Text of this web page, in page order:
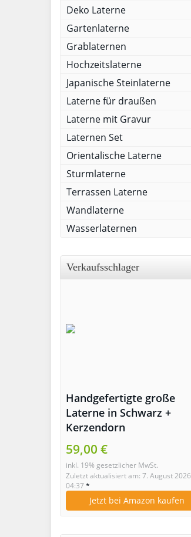
Deko Laterne
Gartenlaterne
Grablaternen
Hochzeitslaterne
Japanische Steinlaterne
Laterne für draußen
Laterne mit Gravur
Laternen Set
Orientalische Laterne
Sturmlaterne
Terrassen Laterne
Wandlaterne
Wasserlaternen
Verkaufsschlager
Handgefertigte große
Laterne in Schwarz +
Kerzendorn
59,00 €
inkl. 19% gesetzlicher MwSt.
Zuletzt aktualisiert am: 7. August 2026
04:37 *
Jetzt bei Amazon kaufen